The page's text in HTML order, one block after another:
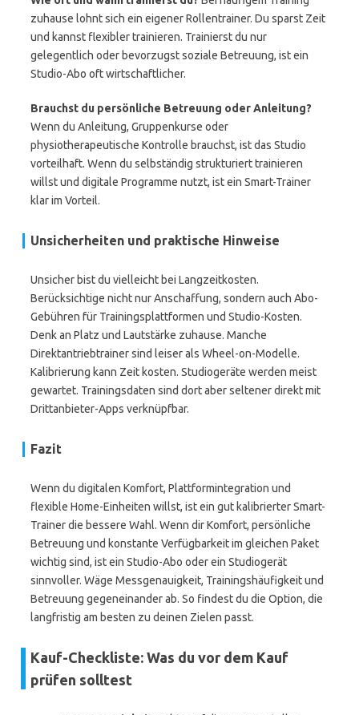
zuhause lohnt sich ein eigener Rollentrainer. Du sparst Zeit
und kannst flexibler trainieren. Trainierst du nur
gelegentlich oder bevorzugst soziale Betreuung, ist ein
Studio-Abo oft wirtschaftlicher.
Brauchst du persönliche Betreuung oder Anleitung?
Wenn du Anleitung, Gruppenkurse oder
physiotherapeutische Kontrolle brauchst, ist das Studio
vorteilhaft. Wenn du selbständig strukturiert trainieren
willst und digitale Programme nutzt, ist ein Smart-Trainer
klar im Vorteil.
Unsicherheiten und praktische Hinweise
Unsicher bist du vielleicht bei Langzeitkosten.
Berücksichtige nicht nur Anschaffung, sondern auch Abo-
Gebühren für Trainingsplattformen und Studio-Kosten.
Denk an Platz und Lautstärke zuhause. Manche
Direktantriebtrainer sind leiser als Wheel-on-Modelle.
Kalibrierung kann Zeit kosten. Studiogeräte werden meist
gewartet. Trainingsdaten sind dort aber seltener direkt mit
Drittanbieter-Apps verknüpfbar.
Fazit
Wenn du digitalen Komfort, Plattformintegration und
flexible Home-Einheiten willst, ist ein gut kalibrierter Smart-
Trainer die bessere Wahl. Wenn dir Komfort, persönliche
Betreuung und konstante Verfügbarkeit im gleichen Paket
wichtig sind, ist ein Studio-Abo oder ein Studiogerät
sinnvoller. Wäge Messgenauigkeit, Trainingshäufigkeit und
Betreuung gegeneinander ab. So findest du die Option, die
langfristig am besten zu deinen Zielen passt.
Kauf-Checkliste: Was du vor dem Kauf
prüfen solltest